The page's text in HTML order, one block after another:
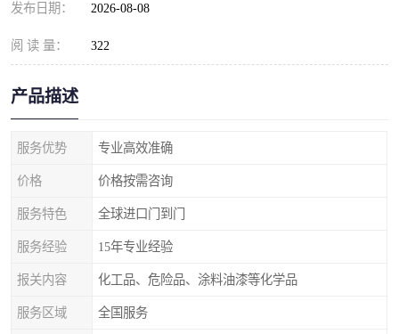
发布日期： 2026-08-08
阅 读 量： 322
产品描述
服务优势 专业高效准确
价格 价格按需咨询
服务特色 全球进口门到门
服务经验 15年专业经验
报关内容 化工品、危险品、涂料油漆等化学品
服务区域 全国服务